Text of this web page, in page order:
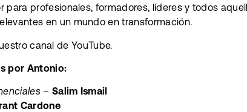
para profesionales, formadores, líderes y todos
en un mundo en transformación.
canal de YouTube.
por Antonio:
– Salim Ismail
Cardone